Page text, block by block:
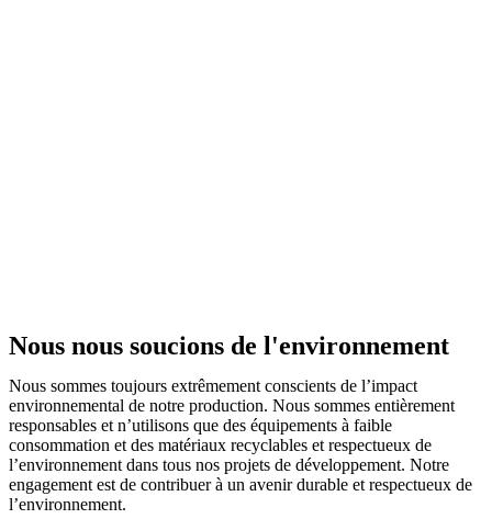
Nous nous soucions de l'environnement
Nous sommes toujours extrêmement conscients de l’impact
environnemental de notre production. Nous sommes entièrement
responsables et n’utilisons que des équipements à faible
consommation et des matériaux recyclables et respectueux de
l’environnement dans tous nos projets de développement. Notre
engagement est de contribuer à un avenir durable et respectueux de
l’environnement.